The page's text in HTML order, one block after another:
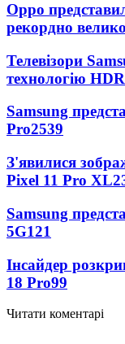
Oppo
рекордно
Телевізори
технологію
Samsung
Pro2539
З'явилися
Pixel 11 Pro XL
Samsung
5G121
Інсайдер
18 Pro99
Читати коментарі